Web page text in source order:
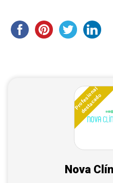
Profesional
destacado
Nova